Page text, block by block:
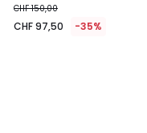
CHF 150,00
CHF 97,50 -35%